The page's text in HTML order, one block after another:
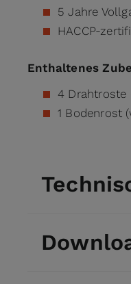
5 Jahre
HACCP-
Enthaltenes
4 Drahtroste
1 Bodenrost